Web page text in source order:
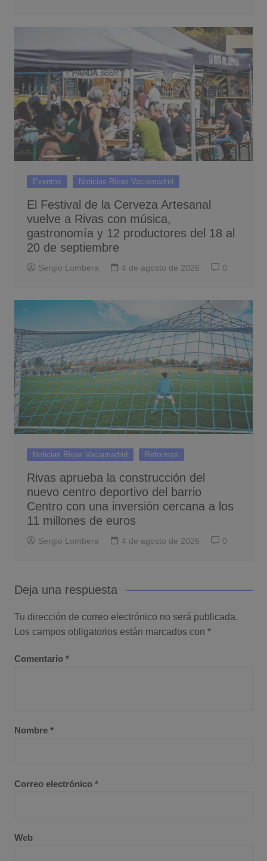
Eventos Noticias Rivas Vaciamadrid
El Festival de la Cerveza Artesanal
vuelve a Rivas con música,
gastronomía y 12 productores del 18 al
20 de septiembre
Sergio Lombera 4 de agosto de 2026 0
Noticias Rivas Vaciamadrid Reformas
Rivas aprueba la construcción del
nuevo centro deportivo del barrio
Centro con una inversión cercana a los
11 millones de euros
Sergio Lombera 4 de agosto de 2026 0
Deja una respuesta
Tu dirección de correo electrónico no será publicada.
Los campos obligatorios están marcados con *
Comentario *
Nombre *
Correo electrónico *
Web